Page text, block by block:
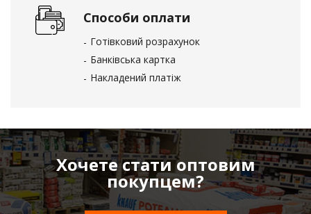
Способи оплати
Готівковий розрахунок
Банківська картка
Накладений платіж
Хочете стати оптовим
покупцем?